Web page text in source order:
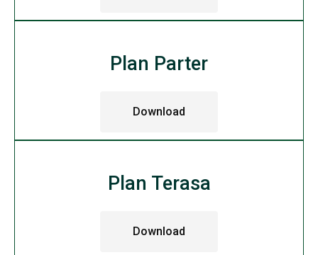
Plan Parter
Download
Plan Terasa
Download